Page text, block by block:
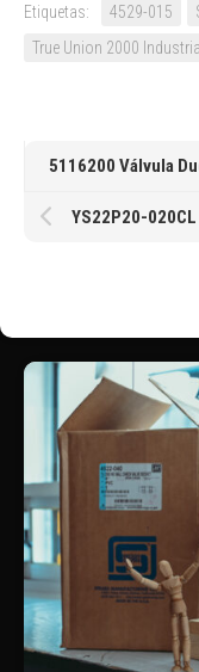
Etiquetas: 4529-015
True Union 2000